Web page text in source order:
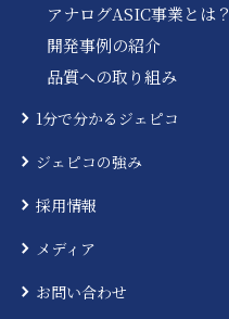
アナログASIC事業とは？
開発事例の紹介
品質への取り組み
1分で分かるジェピコ
ジェピコの強み
採用情報
メディア
お問い合わせ